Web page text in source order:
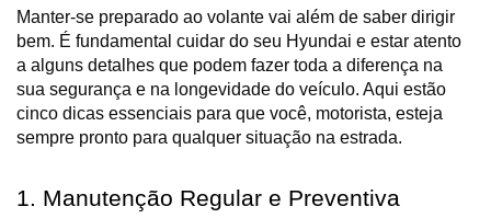
Manter-se preparado ao volante vai além de saber dirigir
bem. É fundamental cuidar do seu Hyundai e estar atento
a alguns detalhes que podem fazer toda a diferença na
sua segurança e na longevidade do veículo. Aqui estão
cinco dicas essenciais para que você, motorista, esteja
sempre pronto para qualquer situação na estrada.
1. Manutenção Regular e Preventiva